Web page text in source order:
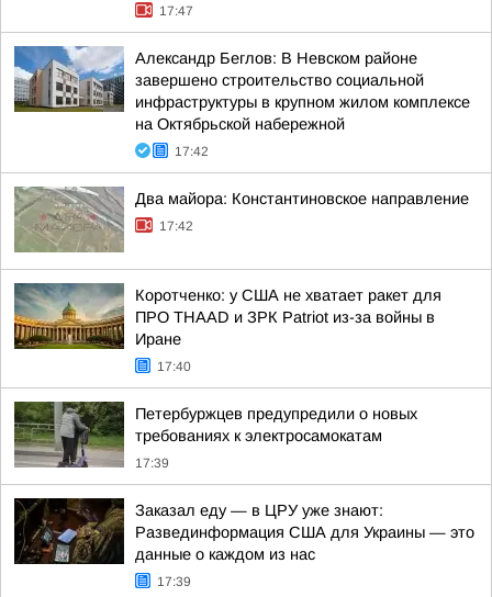
17:47
Александр Беглов: В Невском районе
завершено строительство социальной
инфраструктуры в крупном жилом комплексе
на Октябрьской набережной
17:42
Два майора: Константиновское направление
17:42
Коротченко: у США не хватает ракет для
ПРО THAAD и ЗРК Patriot из-за войны в
Иране
17:40
Петербуржцев предупредили о новых
требованиях к электросамокатам
17:39
Заказал еду — в ЦРУ уже знают:
Развединформация США для Украины — это
данные о каждом из нас
17:39